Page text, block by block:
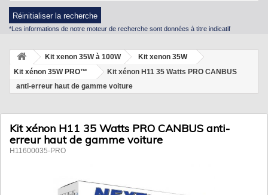
Réinitialiser la recherche
*Les informations de notre moteur de recherche sont données à titre indicatif
Kit xenon 35W à 100W
Kit xenon 35W
Kit xénon 35W PRO™
Kit xénon H11 35 Watts PRO CANBUS
anti-erreur haut de gamme voiture
Kit xénon H11 35 Watts PRO CANBUS anti-
erreur haut de gamme voiture
H11600035-PRO